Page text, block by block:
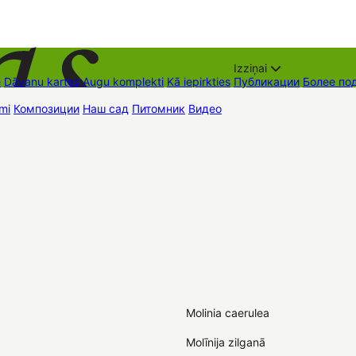
Dāvanu kartes Augu komplekti Kā iepirkties
Izziņai
Публикации Более
Композиции Наш сад Питомник Видео
Molinia caerulea
Molīnija zilganā